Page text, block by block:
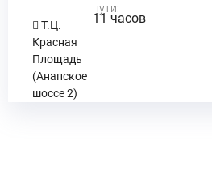
Т.Ц.
Красная
Площадь
(Анапское
шоссе 2)
пути:
11 часов